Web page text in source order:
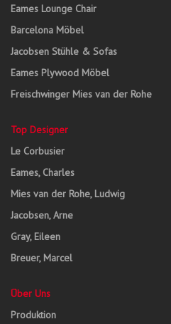
Eames Lounge Chair
Barcelona Möbel
Jacobsen Stühle & Sofas
Eames Plywood Möbel
Freischwinger Mies van der Rohe
Top Designer
Le Corbusier
Eames, Charles
Mies van der Rohe, Ludwig
Jacobsen, Arne
Gray, Eileen
Breuer, Marcel
Über Uns
Produktion